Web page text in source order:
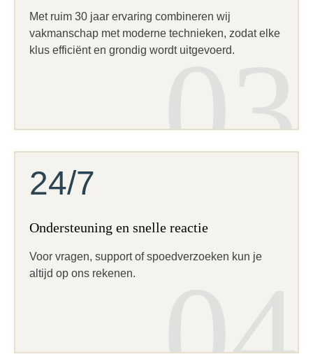
Met ruim 30 jaar ervaring combineren wij
vakmanschap met moderne technieken, zodat elke
klus efficiënt en grondig wordt uitgevoerd.
03
24/7
Ondersteuning en snelle reactie
Voor vragen, support of spoedverzoeken kun je
altijd op ons rekenen.